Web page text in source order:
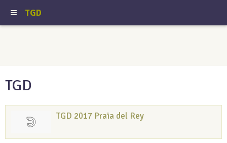
TGD
TGD
TGD 2017 Praia del Rey